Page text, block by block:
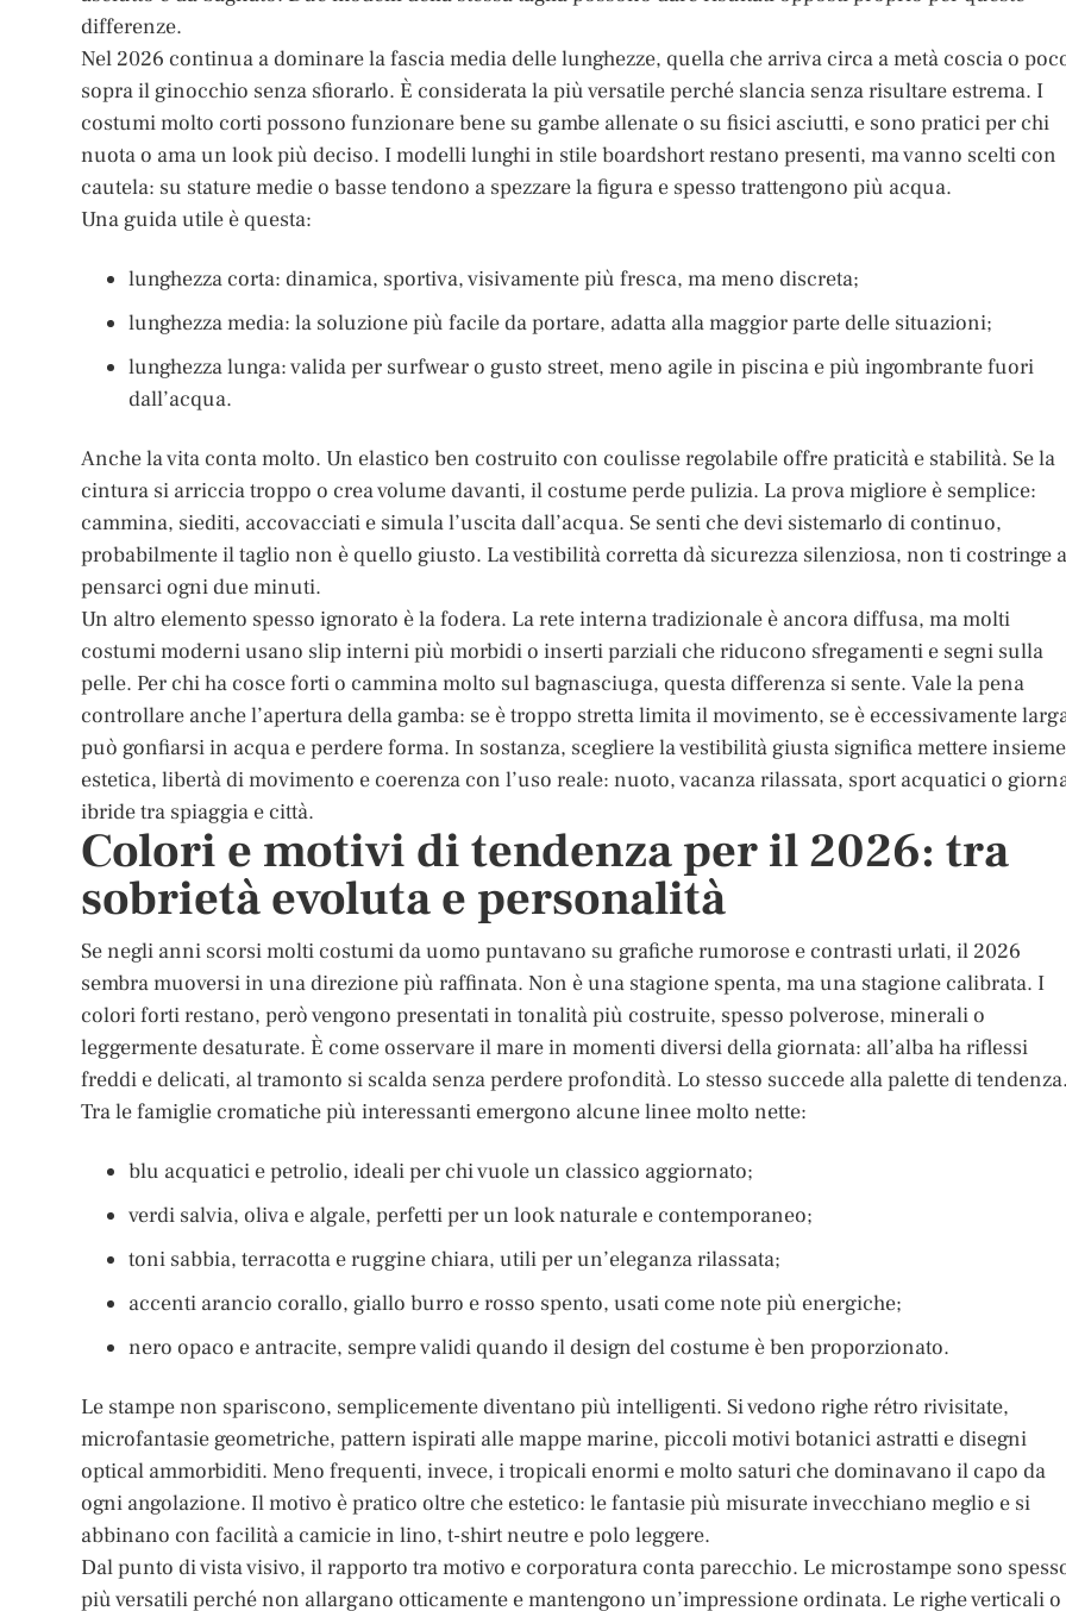
differenze.
Nel 2026 continua a dominare la fascia media delle lunghezze, quella che arriva circa a metà coscia o
sopra il ginocchio senza sfiorarlo. È considerata la più versatile perché slancia senza risultare estrema. I
costumi molto corti possono funzionare bene su gambe allenate o su fisici asciutti, e sono pratici per chi
nuota o ama un look più deciso. I modelli lunghi in stile boardshort restano presenti, ma vanno scelti con
cautela: su stature medie o basse tendono a spezzare la figura e spesso trattengono più acqua.
Una guida utile è questa:
lunghezza corta: dinamica, sportiva, visivamente più fresca, ma meno discreta;
lunghezza media: la soluzione più facile da portare, adatta alla maggior parte delle situazioni;
lunghezza lunga: valida per surfwear o gusto street, meno agile in piscina e più ingombrante fuori
dall’acqua.
Anche la vita conta molto. Un elastico ben costruito con coulisse regolabile offre praticità e stabilità. Se la
cintura si arriccia troppo o crea volume davanti, il costume perde pulizia. La prova migliore è semplice:
cammina, siediti, accovacciati e simula l’uscita dall’acqua. Se senti che devi sistemarlo di continuo,
probabilmente il taglio non è quello giusto. La vestibilità corretta dà sicurezza silenziosa, non ti costringe a
pensarci ogni due minuti.
Un altro elemento spesso ignorato è la fodera. La rete interna tradizionale è ancora diffusa, ma molti
costumi moderni usano slip interni più morbidi o inserti parziali che riducono sfregamenti e segni sulla
pelle. Per chi ha cosce forti o cammina molto sul bagnasciuga, questa differenza si sente. Vale la pena
controllare anche l’apertura della gamba: se è troppo stretta limita il movimento, se è eccessivamente
può gonfiarsi in acqua e perdere forma. In sostanza, scegliere la vestibilità giusta significa mettere insieme
estetica, libertà di movimento e coerenza con l’uso reale: nuoto, vacanza rilassata, sport acquatici o
ibride tra spiaggia e città.
Colori e motivi di tendenza per il 2026: tra
sobrietà evoluta e personalità
Se negli anni scorsi molti costumi da uomo puntavano su grafiche rumorose e contrasti urlati, il 2026
sembra muoversi in una direzione più raffinata. Non è una stagione spenta, ma una stagione calibrata. I
colori forti restano, però vengono presentati in tonalità più costruite, spesso polverose, minerali o
leggermente desaturate. È come osservare il mare in momenti diversi della giornata: all’alba ha riflessi
freddi e delicati, al tramonto si scalda senza perdere profondità. Lo stesso succede alla palette di tendenza.
Tra le famiglie cromatiche più interessanti emergono alcune linee molto nette:
blu acquatici e petrolio, ideali per chi vuole un classico aggiornato;
verdi salvia, oliva e algale, perfetti per un look naturale e contemporaneo;
toni sabbia, terracotta e ruggine chiara, utili per un’eleganza rilassata;
accenti arancio corallo, giallo burro e rosso spento, usati come note più energiche;
nero opaco e antracite, sempre validi quando il design del costume è ben proporzionato.
Le stampe non spariscono, semplicemente diventano più intelligenti. Si vedono righe rétro rivisitate,
microfantasie geometriche, pattern ispirati alle mappe marine, piccoli motivi botanici astratti e disegni
optical ammorbiditi. Meno frequenti, invece, i tropicali enormi e molto saturi che dominavano il capo da
ogni angolazione. Il motivo è pratico oltre che estetico: le fantasie più misurate invecchiano meglio e si
abbinano con facilità a camicie in lino, t-shirt neutre e polo leggere.
Dal punto di vista visivo, il rapporto tra motivo e corporatura conta parecchio. Le microstampe sono
più versatili perché non allargano otticamente e mantengono un’impressione ordinata. Le righe verticali o